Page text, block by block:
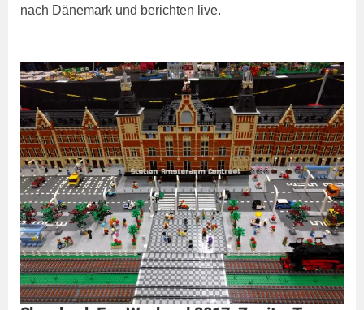
nach Dänemark und berichten live.